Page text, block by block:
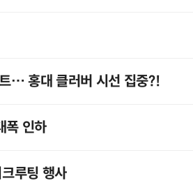
… 홍대 클러버 시선 집중?!
폭 인하
루팅 행사